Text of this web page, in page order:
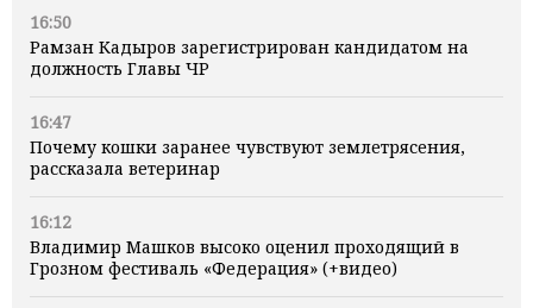
16:50
Рамзан Кадыров зарегистрирован кандидатом на
должность Главы ЧР
16:47
Почему кошки заранее чувствуют землетрясения,
рассказала ветеринар
16:12
Владимир Машков высоко оценил проходящий в
Грозном фестиваль «Федерация» (+видео)